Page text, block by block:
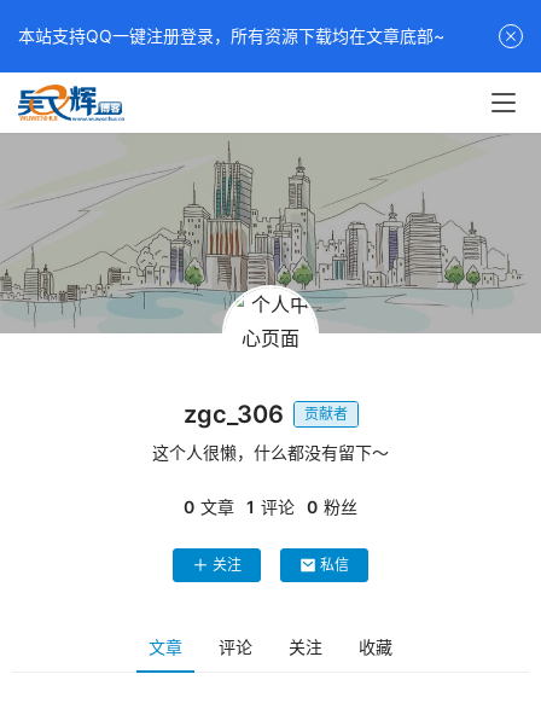
zgc_306 贡献者
这个人很懒，什么都没有留下～
0 文章 1 评论 0 粉丝
关注 私信
文章 评论 关注 收藏
本站支持QQ一键注册登录，所有资源下载均在文章底部~